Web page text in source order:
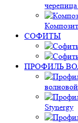
СОФИТЫ
ПРОФИЛЬ
Stynergy